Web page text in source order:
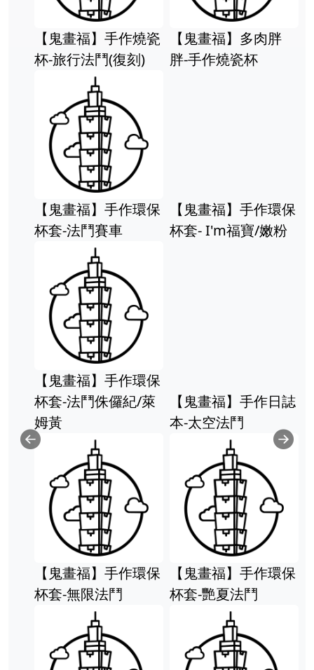
【鬼畫福】手作燒瓷
杯-旅行法鬥(復刻)
【鬼畫福】多肉胖
胖-手作燒瓷杯
【鬼畫福】手作環保
杯套-法鬥賽車
【鬼畫福】手作環保
杯套- I'm福寶/嫩粉
【鬼畫福】手作環保
杯套-法鬥侏儸紀/萊
姆黃
【鬼畫福】手作日誌
本-太空法鬥
【鬼畫福】手作環保
杯套-無限法鬥
【鬼畫福】手作環保
杯套-艷夏法鬥
Previous